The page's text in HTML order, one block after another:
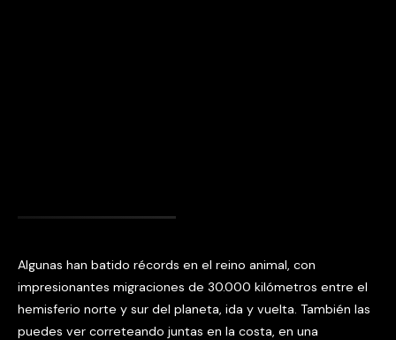
Algunas han batido récords en el reino animal, con
impresionantes migraciones de 30.000 kilómetros entre el
hemisferio norte y sur del planeta, ida y vuelta. También las
puedes ver correteando juntas en la costa, en una